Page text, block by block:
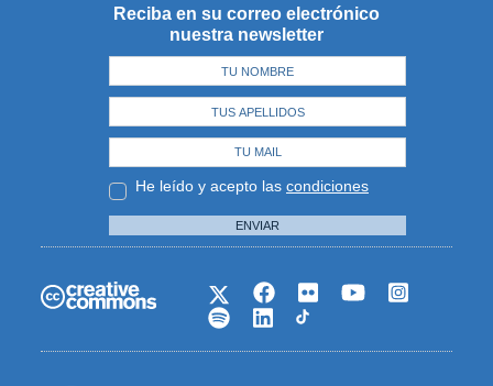
Reciba en su correo electrónico
nuestra newsletter
He leído y acepto las condiciones
ENVIAR